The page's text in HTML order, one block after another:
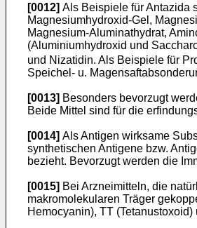
[0012] Als Beispiele für Antazida
Magnesiumhydroxid-Gel,
Magnesium-Aluminathydrat,
(Aluminiumhydroxid und
und Nizatidin. Als Beispiele für
Speichel- u.
[0013] Besonders bevorzugt
Beide Mittel sind für die
[0014] Als Antigen wirksame
synthetischen Antigene bzw.
bezieht. Bevorzugt werden die
[0015] Bei Arzneimitteln, die
makromolekularen Träger
Hemocyanin), TT